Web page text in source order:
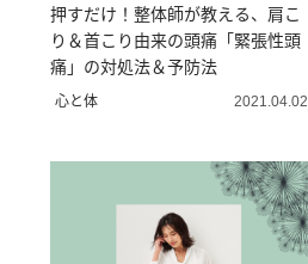
押すだけ！整体師が教える、肩こ
り＆首こり由来の頭痛「緊張性頭
痛」の対処法＆予防法
心と体 2021.04.02